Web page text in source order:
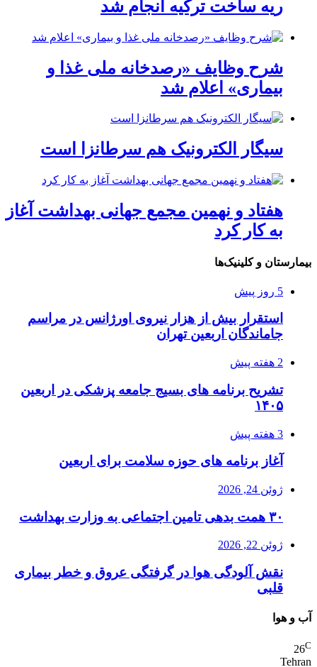
ریه ساخت ترکیه انجام شد
شرح وظایف «رصدخانه ملی غذا و
بیماری» اعلام شد
سیگار الکترونیک هم سرطانزا است
هفتاد و نهمین مجمع جهانی بهداشت آغاز
به کار کرد
بیمارستان و کلینیک‌ها
5 روز پیش
استقرار بیش از هزار نیروی اورژانس در مراسم
جاماندگان اربعین تهران
2 هفته پیش
تشریح برنامه های بسیج جامعه پزشکی در اربعین
۱۴۰۵
3 هفته پیش
آغاز برنامه های حوزه سلامت برای اربعین
ژوئن 24, 2026
۳۰ همت بدهی تامین اجتماعی به وزارت بهداشت
ژوئن 22, 2026
نقش آلودگی هوا در گرفتگی عروق و خطر بیماری
قلبی
آب و هوا
26C
Tehran